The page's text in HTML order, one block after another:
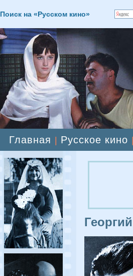
Поиск на «Русском кино»
Главная Русское кино